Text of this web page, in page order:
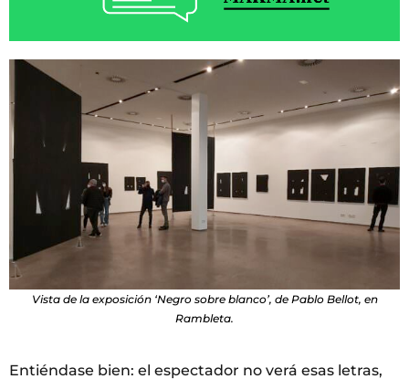
Vista de la exposición ‘Negro sobre blanco’, de Pablo Bellot, en
Rambleta.
Entiéndase bien: el espectador no verá esas letras,